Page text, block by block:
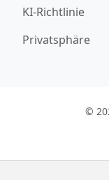
KI-Richtlinie
Privatsphäre
©